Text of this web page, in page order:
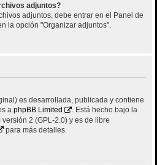
adjuntos?
adjuntos, debe entrar en el Panel de
la opción "Organizar adjuntos".
es desarrollada, publicada y contiene
a phpBB Limited
. Está hecho bajo la
2 (GPL-2.0) y es de libre
para más detalles.